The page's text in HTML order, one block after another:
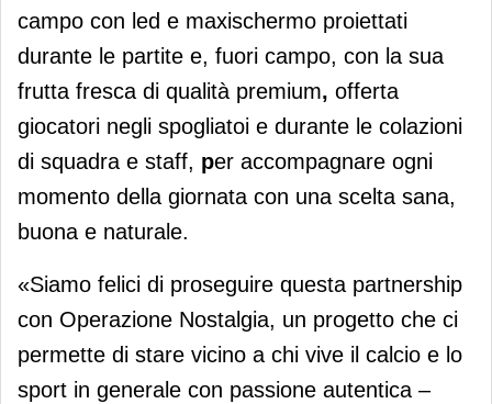
campo con led e maxischermo proiettati
durante le partite e, fuori campo, con la sua
frutta fresca di qualità premium, offerta
giocatori negli spogliatoi e durante le colazioni
di squadra e staff, per accompagnare ogni
momento della giornata con una scelta sana,
buona e naturale.
«Siamo felici di proseguire questa partnership
con Operazione Nostalgia, un progetto che ci
permette di stare vicino a chi vive il calcio e lo
sport in generale con passione autentica –